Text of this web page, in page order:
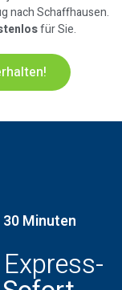
nach Schaffhausen.
für Sie.
Minuten